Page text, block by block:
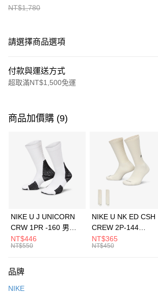
NT$1,780
請選擇商品選項
付款與運送方式
超取滿NT$1,500免運
信用卡一次付款
3 期 0 利率 每期
合作金庫商業銀行
第一商業銀行
華南商業銀行
彰化商業銀行
上海商業儲蓄銀行
元大商業銀行
台灣樂天信用卡公司
Apple Pay
全盈+PAY
AFTEE先享後付
【關於「AFTEE先享後付」】
便利好安心！
運送方式
商品加價購 (9)
NIKE U J UNICORN
CRW 1PR -160 男女
中統襪 FZ3393100
NT$446
NT$550
NIKE U NK ED CSH
CREW 2P-144
EMBRDY 男女 短統襪
FZ3073133
NT$365
NT$450
品牌
NIKE